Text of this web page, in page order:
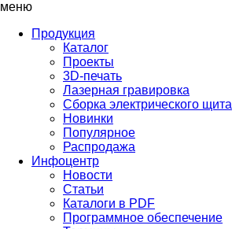
меню
Продукция
Каталог
Проекты
3D-печать
Лазерная гравировка
Сборка электрического щита
Новинки
Популярное
Распродажа
Инфоцентр
Новости
Статьи
Каталоги в PDF
Программное обеспечение